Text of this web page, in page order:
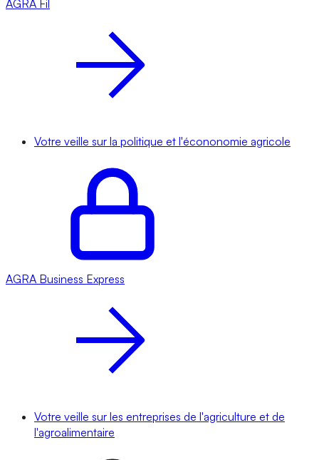
AGRA Fil
Votre veille sur la politique et l'écononomie agricole
AGRA Business Express
Votre veille sur les entreprises de l'agriculture et de
l'agroalimentaire